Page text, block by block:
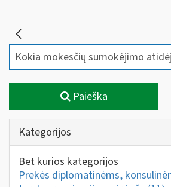
Paieška
Kategorijos
Bet kurios kategorijos
Prekės diplomatinėms,